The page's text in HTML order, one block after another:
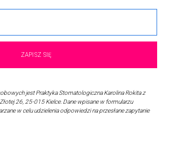
jest Praktyka Stomatologiczna Karolina Rokita z
26, 25-015 Kielce. Dane wpisane w formularzu
w celu udzielenia odpowiedzi na przesłane zapytanie